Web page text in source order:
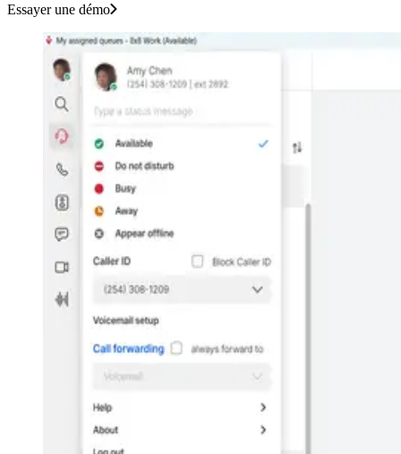
Essayer une démo